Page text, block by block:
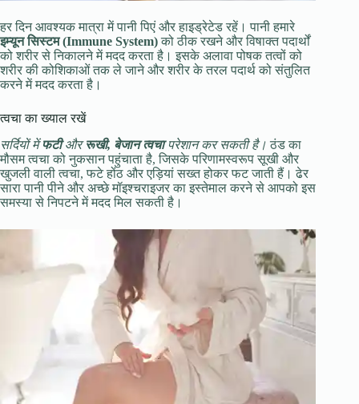
हर दिन आवश्यक मात्रा में पानी पिएं और हाइड्रेटेड रहें। पानी हमारे
इम्यून सिस्टम (Immune System)को ठीक रखने और विषाक्त पदार्थों
को शरीर से निकालने में मदद करता है। इसके अलावा पोषक तत्वों को
शरीर की कोशिकाओं तक ले जाने और शरीर के तरल पदार्थ को संतुलित
करने में मदद करता है।
त्वचा का ख्याल रखें
सर्दियों मेंफटीऔररूखी, बेजान त्वचापरेशान कर सकती है। ठंड का
मौसम त्वचा को नुकसान पहुंचाता है, जिसके परिणामस्वरूप सूखी और
खुजली वाली त्वचा, फटे होंठ और एड़ियां सख्त होकर फट जाती हैं। ढेर
सारा पानी पीने और अच्छे मॉइश्चराइजर का इस्तेमाल करने से आपको इस
समस्या से निपटने में मदद मिल सकती है।